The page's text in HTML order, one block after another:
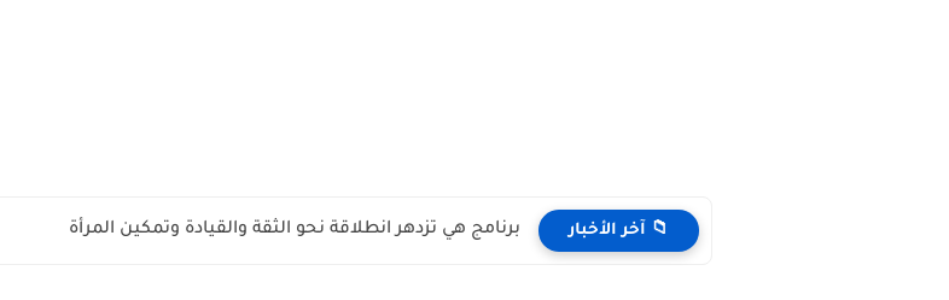
📁 آخر الأخبار برنامج هي تزدهر انطلاقة نحو الثقة والقيادة وتمكين المرأة